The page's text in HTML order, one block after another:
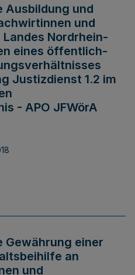
Ausbildung und
und
Nordrhein-
eines öffentlich-
Justizdienst 1.2 im
- APO JFWörA
Gewährung einer
an
und